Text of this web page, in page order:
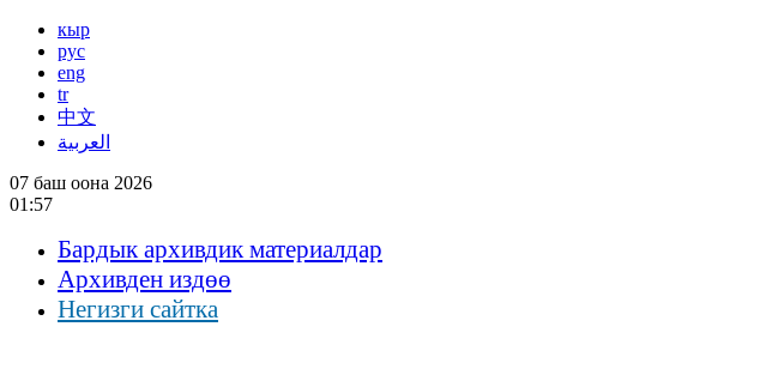
кыр
рус
eng
tr
中文
العربية
07 баш оона 2026
01:57
Бардык архивдик материалдар
Архивден издөө
Негизги сайтка